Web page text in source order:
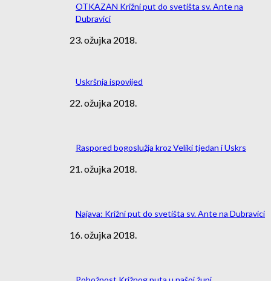
OTKAZAN Križni put do svetišta sv. Ante na
Dubravici
23. ožujka 2018.
Uskršnja ispovijed
22. ožujka 2018.
Raspored bogoslužja kroz Veliki tjedan i Uskrs
21. ožujka 2018.
Najava: Križni put do svetišta sv. Ante na Dubravici
16. ožujka 2018.